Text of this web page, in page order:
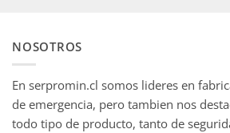
NOSOTROS
En serpromin.cl somos lideres en
de emergencia, pero tambien nos
todo tipo de producto, tanto de